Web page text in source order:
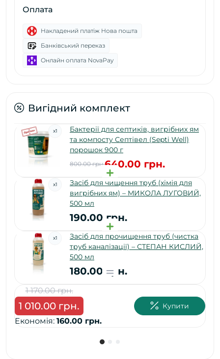
Оплата
Накладений платіж Нова пошта
Банківський переказ
Онлайн оплата NovaPay
Вигідний комплект
x1
Бактерії для септиків, вигрібних ям
та компосту Септівел (Septi Well)
порошок 900 г
800.00 грн.640.00 грн.
x1
Засіб для чищення труб (хімія для
вигрібних ям) – МИКОЛА ЛУГОВИЙ,
500 мл
190.00 грн.
x1
Засіб для прочищення труб (чистка
труб каналізації) – СТЕПАН КИСЛИЙ,
500 мл
180.00 грн.
1 170.00 грн.
1 010.00 грн.
Економія: 160.00 грн.
Купити